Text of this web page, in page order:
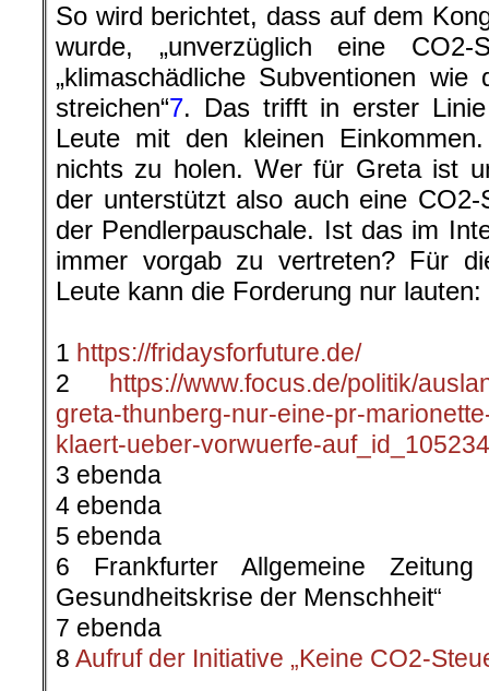
So wird berichtet, dass auf dem
wurde, „unverzüglich eine CO2-
„klimaschädliche Subventionen
streichen“7. Das trifft in erster
Leute mit den kleinen
nichts zu holen. Wer für Greta ist
der unterstützt also auch eine
der Pendlerpauschale. Ist das im
immer vorgab zu vertreten? Für
Leute kann die Forderung nur
1 https://fridaysforfuture.de/
2 https://www.focus.de/politik/
greta-thunberg-nur-eine-pr-
klaert-ueber-vorwuerfe-
3 ebenda
4 ebenda
5 ebenda
6 Frankfurter Allgemeine
Gesundheitskrise der Menschheit“
7 ebenda
8 Aufruf der Initiative „Keine CO2-